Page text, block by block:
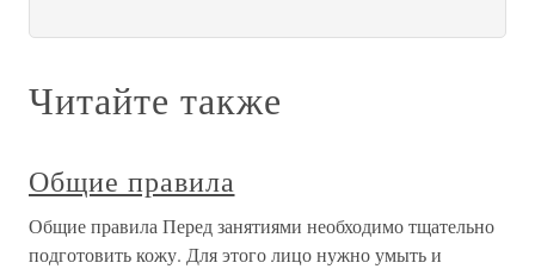
Читайте также
Общие правила
Общие правила Перед занятиями необходимо тщательно
подготовить кожу. Для этого лицо нужно умыть и